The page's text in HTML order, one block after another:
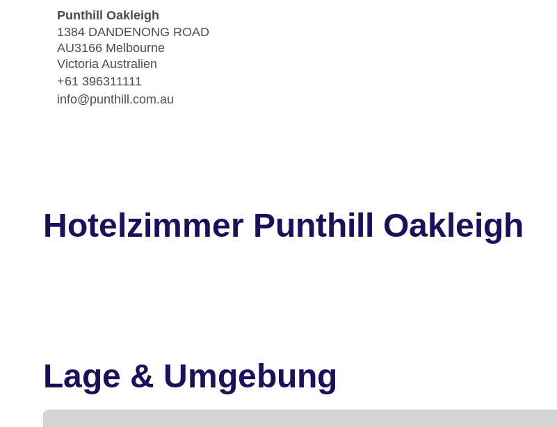
Punthill Oakleigh
1384 DANDENONG ROAD
AU3166 Melbourne
Victoria Australien
+61 396311111
info@punthill.com.au
Hotelzimmer Punthill Oakleigh
Lage & Umgebung